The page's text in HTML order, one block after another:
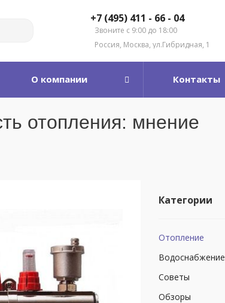
+7 (495) 411 - 66 - 04
Звоните с 9:00 до 18:00
Россия, Москва, ул.Гибридная, 1
О компании Контакты
отопления: мнение
Категории
Отопление
Водоснабжение
Советы
Обзоры